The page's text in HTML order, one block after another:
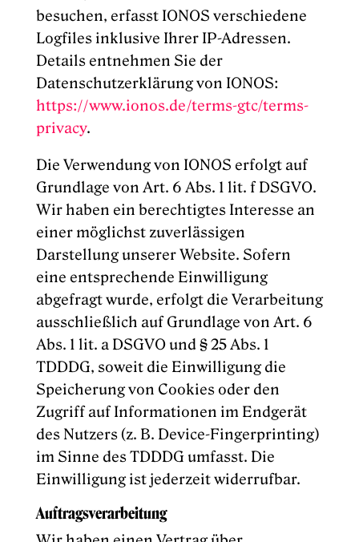
besuchen, erfasst IONOS verschiedene
Logfiles inklusive Ihrer IP-Adressen.
Details entnehmen Sie der
Datenschutzerklärung von IONOS:
https://www.ionos.de/terms-gtc/terms-
privacy.
Die Verwendung von IONOS erfolgt auf
Grundlage von Art. 6 Abs. 1 lit. f DSGVO.
Wir haben ein berechtigtes Interesse an
einer möglichst zuverlässigen
Darstellung unserer Website. Sofern
eine entsprechende Einwilligung
abgefragt wurde, erfolgt die Verarbeitung
ausschließlich auf Grundlage von Art. 6
Abs. 1 lit. a DSGVO und § 25 Abs. 1
TDDDG, soweit die Einwilligung die
Speicherung von Cookies oder den
Zugriff auf Informationen im Endgerät
des Nutzers (z. B. Device-Fingerprinting)
im Sinne des TDDDG umfasst. Die
Einwilligung ist jederzeit widerrufbar.
Auftragsverarbeitung